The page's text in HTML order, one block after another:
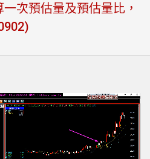
次預估量及預估量比，